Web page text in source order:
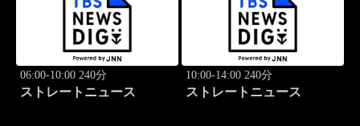
06:00-10:00 240分
ストレートニュース
10:00-14:00 240分
ストレートニュース